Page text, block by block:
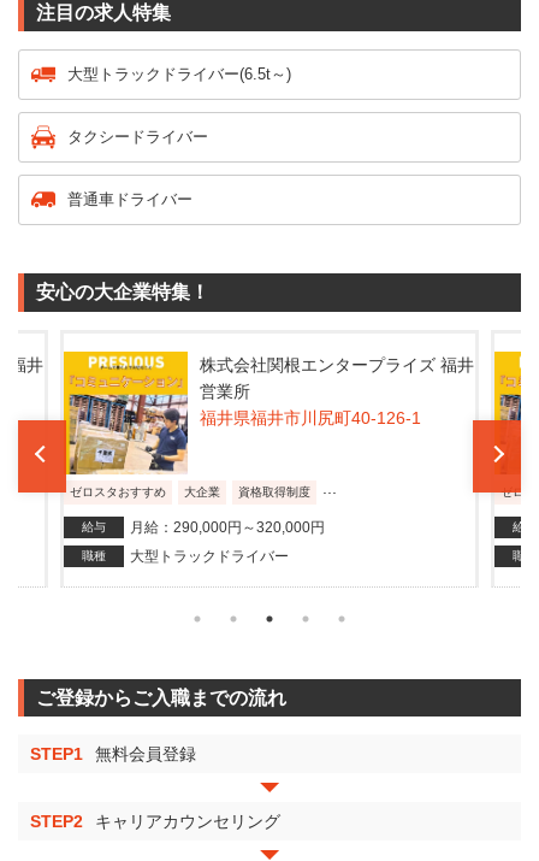
注目の求人特集
大型トラックドライバー(6.5t～)
タクシードライバー
普通車ドライバー
安心の大企業特集！
福井
株式会社関根エンタープライズ 福井
営業所
福井県福井市川尻町40-126-1
ゼロスタおすすめ 大企業 資格取得制度
給与 月給：290,000円～320,000円
職種 大型トラックドライバー
ゼロス
給与
職種
ご登録からご入職までの流れ
STEP1 無料会員登録
STEP2 キャリアカウンセリング